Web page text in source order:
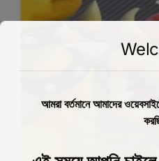
আমরা বর্তমানে আমাদের